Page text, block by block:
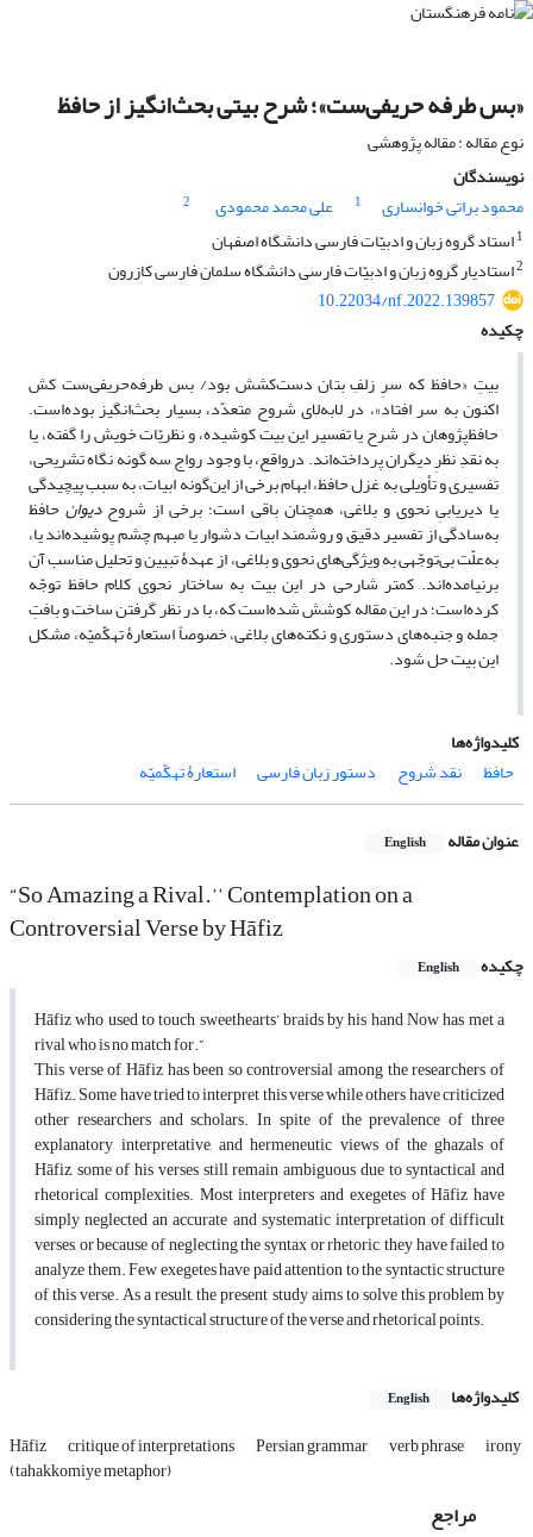
«بس طرفه‌ حریفی‌ست»؛ شرح بیتی بحث‌انگیز از حافظ
نوع مقاله : مقاله پژوهشی
نویسندگان
محمود براتی خوانساری
1 علی محمد محمودی
2
1استاد گروه زبان و ادبیّات فارسی دانشگاه اصفهان
2استادیار گروه زبان و ادبیّات فارسی دانشگاه سلمان فارسی کازرون
10.22034/nf.2022.139857
چکیده
بیتِ «حافظ که سرِ زلفِ بتان دست‌کشش بود/ بس طرفه‌حریفی‌ست کش
اکنون به سر افتاد»، در لابه‌لای شروح متعدّد، بسیار بحث‌انگیز بوده‌است.
حافظ‌پژوهان در شرح یا تفسیر این بیت کوشیده، و نظریّات خویش را گفته، یا
به نقدِ نظرِ دیگران پرداخته‌اند. درواقع، با وجود رواج سه گونه نگاه تشریحی،
تفسیری و تأویلی به غزل حافظ، ابهام برخی از این‌گونه ابیات، به سبب پیچیدگی
یا دیریابیِ نحوی و بلاغی، همچنان باقی است؛ برخی از شروحدیوانحافظ
به‌سادگی از تفسیر دقیق و روشمند ابیات دشوار یا مبهم چشم پوشیده‌اند یا،
به‌علّت بی‌توجّهی به ویژگی‌های نحوی و بلاغی، از عهدۀ تبیین و تحلیل مناسب آن
برنیامده‌اند. کمتر شارحی در این بیت به ساختار نحوی کلام حافظ توجّه
کرده‌است؛ در این مقاله کوشش شده‌است که، با در نظر گرفتن ساخت و بافتِ
جمله و جنبه‌های دستوری و نکته‌های بلاغی، خصوصاً استعارۀ تهکّمیّه، مشکل
این بیت حل شود.
کلیدواژه‌ها
حافظ
نقد شروح دستور زبان فارسی استعارۀ تهکّمیّه
عنوان مقاله English
“So Amazing a Rival.’’ Contemplation on a
Controversial Verse by Hāfiz
چکیده English
Hāfiz who used to touch sweethearts’ braids by his hand Now has met a
rival who is no match for.”
This verse of Hāfiz has been so controversial among the researchers of
Hāfiz. Some have tried to interpret this verse while others have criticized
other researchers and scholars. In spite of the prevalence of three
explanatory, interpretative, and hermeneutic views of the ghazals of
Hāfiz, some of his verses still remain ambiguous due to syntactical and
rhetorical complexities. Most interpreters and exegetes of Hāfiz have
simply neglected an accurate and systematic interpretation of difficult
verses, or because of neglecting the syntax or rhetoric, they have failed to
analyze them. Few exegetes have paid attention to the syntactic structure
of this verse. As a result, the present study aims to solve this problem by
considering the syntactical structure of the verse and rhetorical points.
کلیدواژه‌ها English
Hāfiz critique of interpretations Persian grammar verb phrase irony
(tahakkomiye metaphor)
مراجع